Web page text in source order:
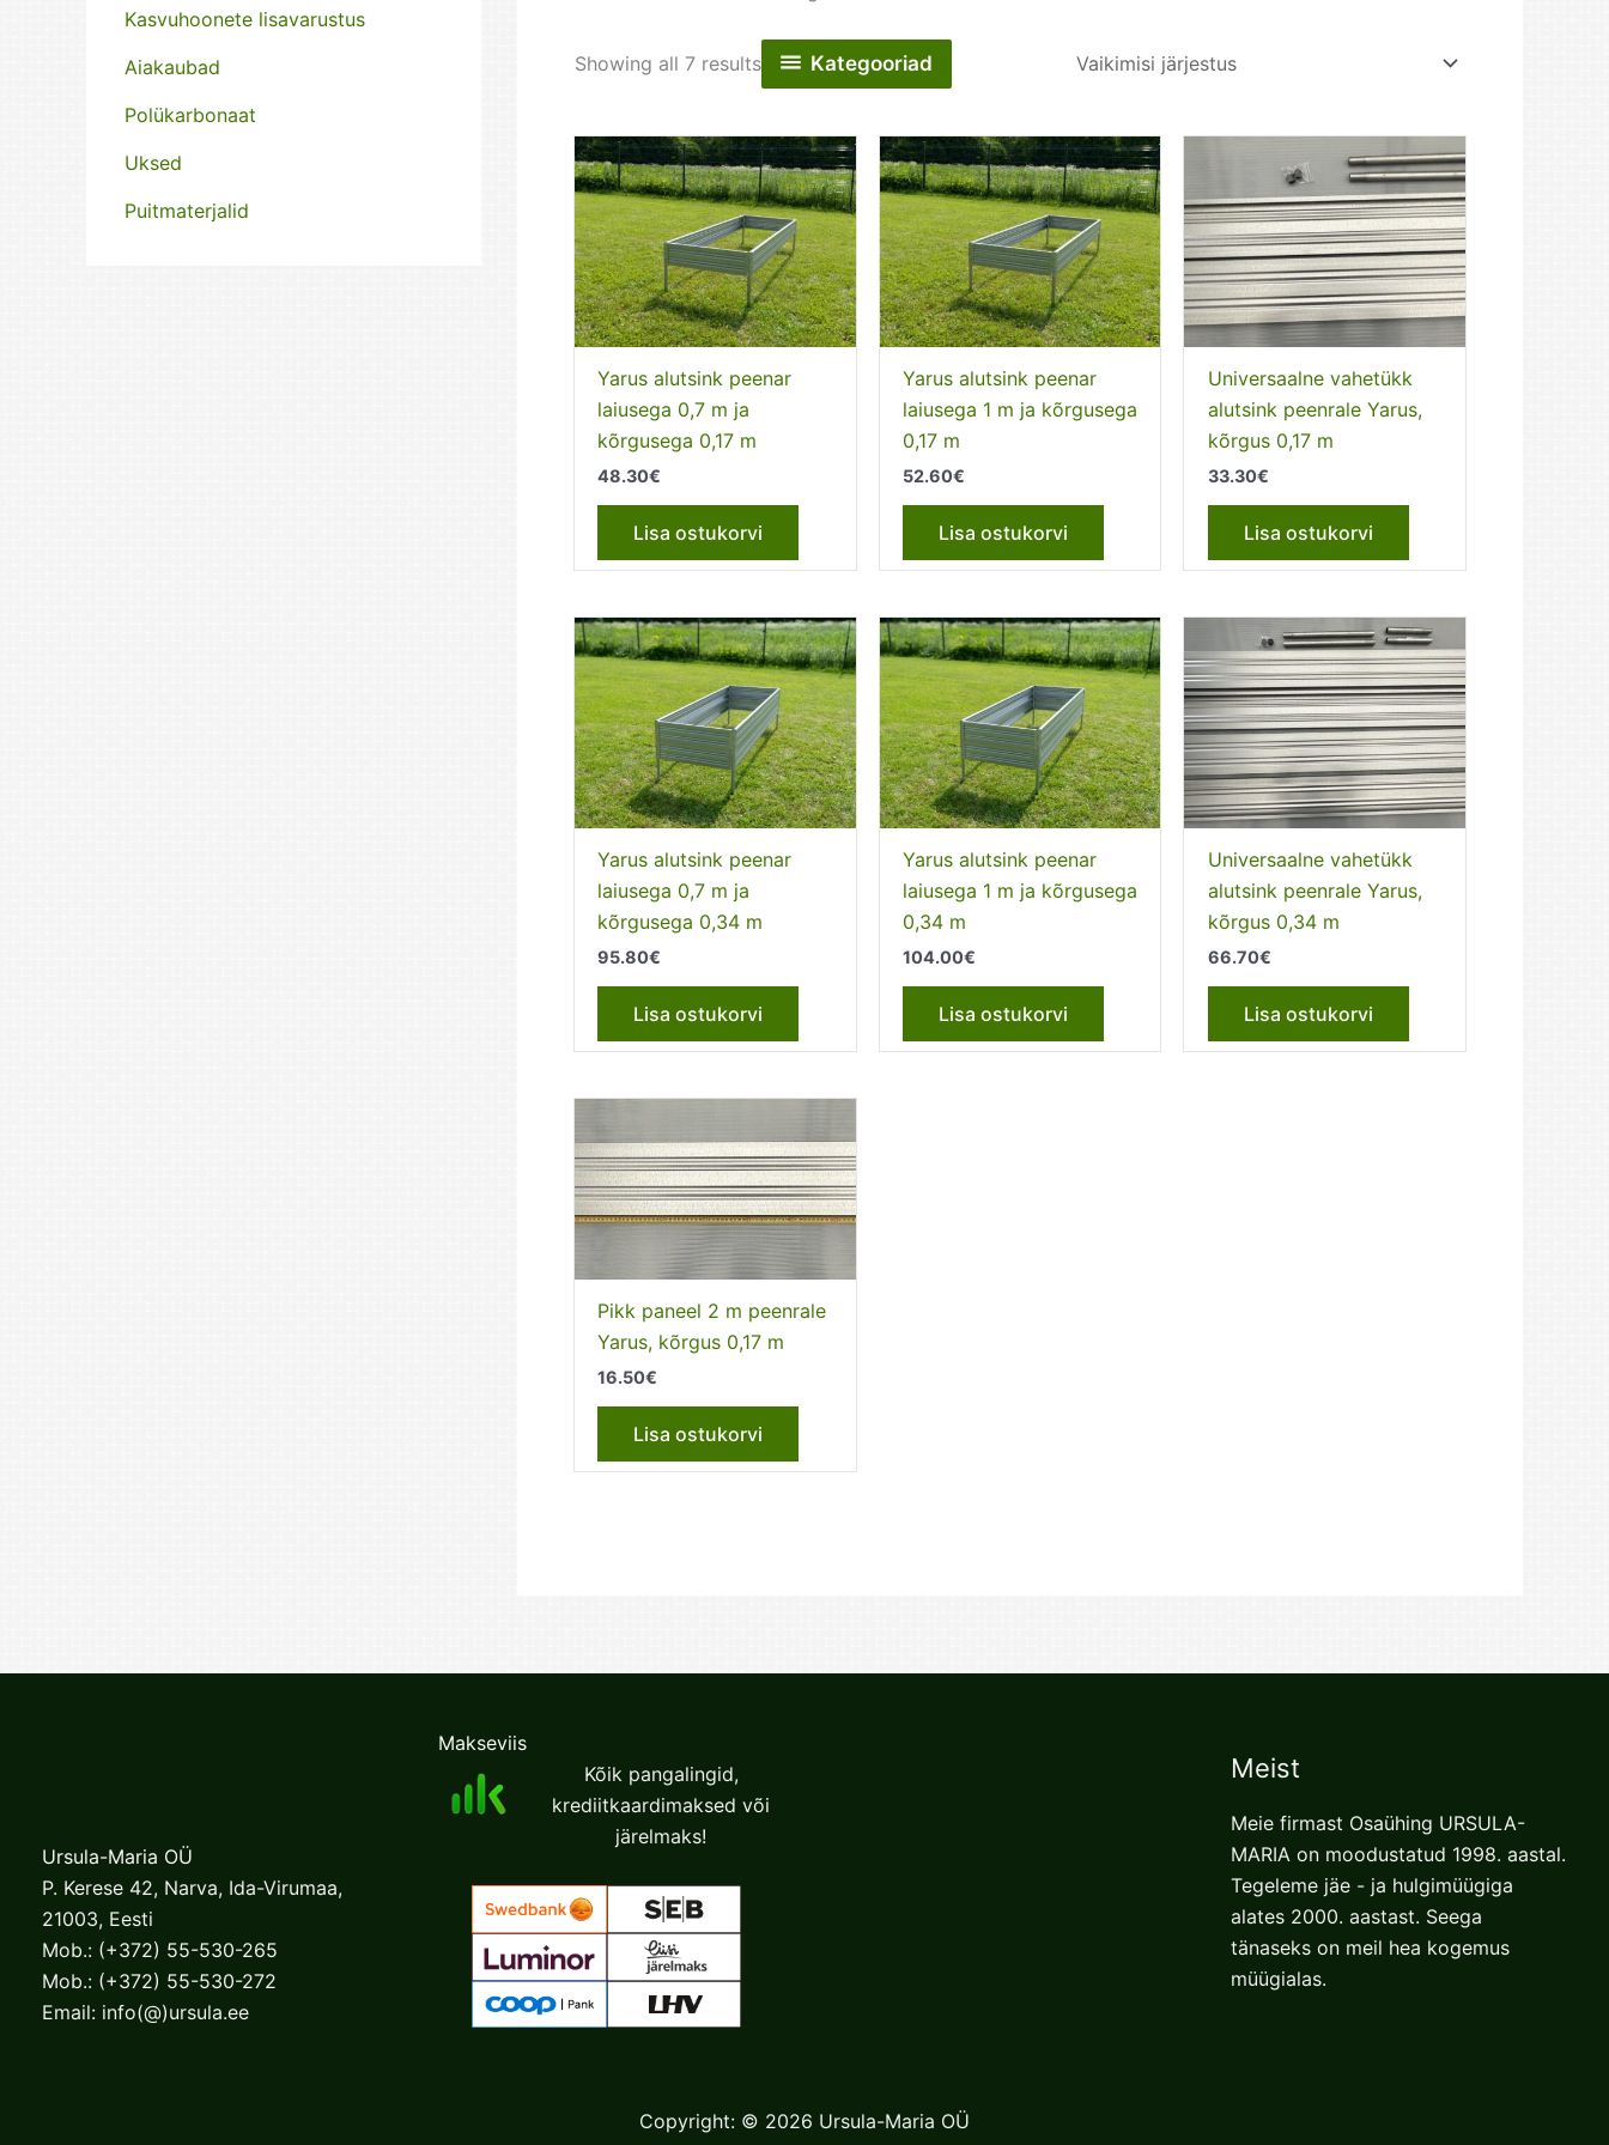
Kasvuhoonete lisavarustus
Aiakaubad
Polükarbonaat
Uksed
Puitmaterjalid
Showing all 7 results Kategooriad
Yarus alutsink peenar
laiusega 0,7 m ja
kõrgusega 0,17 m
48.30€
Lisa ostukorvi
Yarus alutsink peenar
laiusega 1 m ja kõrgusega
0,17 m
52.60€
Lisa ostukorvi
Universaalne vahetükk
alutsink peenrale Yarus,
kõrgus 0,17 m
33.30€
Lisa ostukorvi
Yarus alutsink peenar
laiusega 0,7 m ja
kõrgusega 0,34 m
95.80€
Lisa ostukorvi
Yarus alutsink peenar
laiusega 1 m ja kõrgusega
0,34 m
104.00€
Lisa ostukorvi
Universaalne vahetükk
alutsink peenrale Yarus,
kõrgus 0,34 m
66.70€
Lisa ostukorvi
Pikk paneel 2 m peenrale
Yarus, kõrgus 0,17 m
16.50€
Lisa ostukorvi
Ursula-Maria OÜ
P. Kerese 42, Narva, Ida-Virumaa,
21003, Eesti
Mob.: (+372) 55-530-265
Mob.: (+372) 55-530-272
Email: info(@)ursula.ee
Makseviis
Kõik pangalingid,
krediitkaardimaksed või
järelmaks!
Meist
Meie firmast Osaühing URSULA-
MARIA on moodustatud 1998. aastal.
Tegeleme jäe - ja hulgimüügiga
alates 2000. aastast. Seega
tänaseks on meil hea kogemus
müügialas.
Copyright: © 2026 Ursula-Maria OÜ